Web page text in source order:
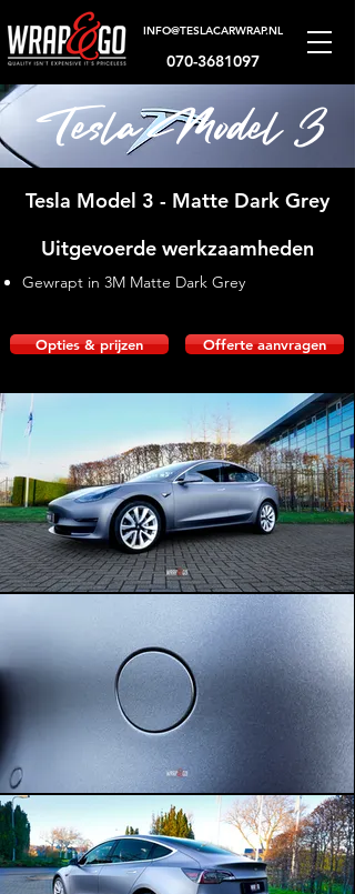
INFO@TESLACARWRAP.NL
070-3681097
Tesla Model 3
Tesla Model 3 - Matte Dark Grey
Uitgevoerde werkzaamheden
Gewrapt in 3M Matte Dark Grey
Opties & prijzen Offerte aanvragen